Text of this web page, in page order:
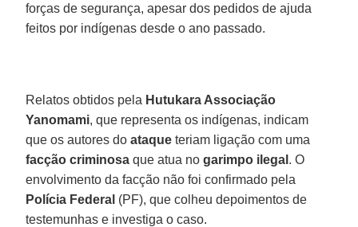
forças de segurança, apesar dos pedidos de ajuda
feitos por indígenas desde o ano passado.
Relatos obtidos pela Hutukara Associação
Yanomami, que representa os indígenas, indicam
que os autores doataque teriam ligação com uma
facção criminosa que atua nogarimpo ilegal . O
envolvimento da facção não foi confirmado pela
Polícia Federal (PF), que colheu depoimentos de
testemunhas e investiga o caso.